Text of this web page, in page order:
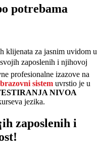
potrebama
klijenata za jasnim uvidom u
zaposlenih i njihovoj
profesionalne izazove na
sistem uvrstio je u
NIVOA
jezika.
zaposlenih i